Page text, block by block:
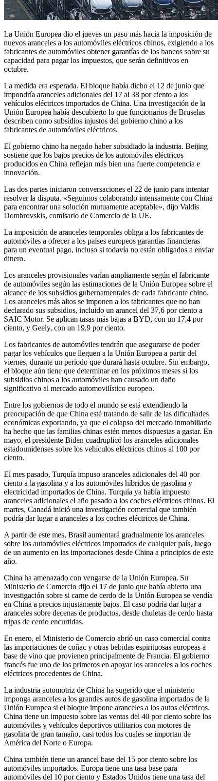
La Unión Europea dio el jueves un paso más hacia la imposición de
nuevos aranceles a los automóviles eléctricos chinos, exigiendo a los
fabricantes de automóviles obtener garantías de los bancos sobre su
capacidad para pagar los impuestos, que serán definitivos en
octubre.
La medida era esperada. El bloque había dicho el 12 de junio que
impondría aranceles adicionales del 17 al 38 por ciento a los
vehículos eléctricos importados de China. Una investigación de la
Unión Europea había descubierto lo que funcionarios de Bruselas
describen como subsidios injustos del gobierno chino a los
fabricantes de automóviles eléctricos.
El gobierno chino ha negado haber subsidiado la industria. Beijing
sostiene que los bajos precios de los automóviles eléctricos
producidos en China reflejan más bien una fuerte competencia e
innovación.
Las dos partes iniciaron conversaciones el 22 de junio para intentar
resolver la disputa. «Seguimos colaborando intensamente con China
para encontrar una solución mutuamente aceptable», dijo Valdis
Dombrovskis, comisario de Comercio de la UE.
La imposición de aranceles temporales obliga a los fabricantes de
automóviles a ofrecer a los países europeos garantías financieras
para un eventual pago, incluso si todavía no están obligados a enviar
dinero.
Los aranceles provisionales varían ampliamente según el fabricante
de automóviles según las estimaciones de la Unión Europea sobre el
alcance de los subsidios gubernamentales de cada fabricante chino.
Los aranceles más altos se imponen a los fabricantes que no han
declarado sus subsidios, incluido un arancel del 37,6 por ciento a
SAIC Motor. Se aplican tasas más bajas a BYD, con un 17,4 por
ciento, y Geely, con un 19,9 por ciento.
Los fabricantes de automóviles tendrán que asegurarse de poder
pagar los vehículos que lleguen a la Unión Europea a partir del
viernes, durante un período que durará hasta octubre. Sin embargo,
el bloque aún tiene que determinar en los próximos meses si los
subsidios chinos a los automóviles han causado un daño
significativo al mercado automovilístico europeo.
Entre los gobiernos de todo el mundo se está extendiendo la
preocupación de que China esté tratando de salir de las dificultades
económicas exportando, ya que el colapso del mercado inmobiliario
ha hecho que las familias chinas estén menos dispuestas a gastar. En
mayo, el presidente Biden cuadruplicó los aranceles adicionales
estadounidenses sobre los vehículos eléctricos chinos al 100 por
ciento.
El mes pasado, Turquía impuso aranceles adicionales del 40 por
ciento a la gasolina y a los automóviles híbridos de gasolina y
electricidad importados de China. Turquía ya había impuesto
aranceles adicionales el año pasado a los coches eléctricos chinos. El
martes, Canadá inició una investigación comercial que también
podría dar lugar a aranceles a los coches eléctricos de China.
A partir de este mes, Brasil aumentará gradualmente los aranceles
sobre los automóviles eléctricos importados de cualquier país, luego
de un aumento en las importaciones desde China a principios de este
año.
China ha amenazado con vengarse de la Unión Europea. Su
Ministerio de Comercio dijo el 17 de junio que había abierto una
investigación sobre si carne de cerdo de la Unión Europea se vendía
en China a precios injustamente bajos. El caso podría dar lugar a
aranceles sobre decenas de productos, desde chuletas de cerdo hasta
tripas de cerdo encurtidas.
En enero, el Ministerio de Comercio abrió un caso comercial contra
las importaciones de coñac y otras bebidas espirituosas europeas a
base de vino que provienen principalmente de Francia. El gobierno
francés fue uno de los primeros en apoyar los aranceles a los coches
eléctricos procedentes de China.
La industria automotriz de China ha sugerido que el ministerio
imponga aranceles a los grandes autos de gasolina importados de la
Unión Europea si el bloque impone aranceles a los autos eléctricos.
China tiene un impuesto sobre las ventas del 40 por ciento sobre los
automóviles y vehículos deportivos utilitarios con motores de
gasolina de gran tamaño, casi todos los cuales se importan de
América del Norte o Europa.
China también tiene un arancel base del 15 por ciento sobre los
automóviles importados. Europa tiene una tasa base para
automóviles del 10 por ciento y Estados Unidos tiene una tasa del